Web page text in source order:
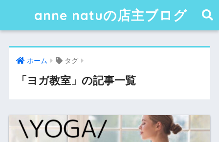
anne natuの店主ブログ
ホーム タグ
「ヨガ教室」の記事一覧